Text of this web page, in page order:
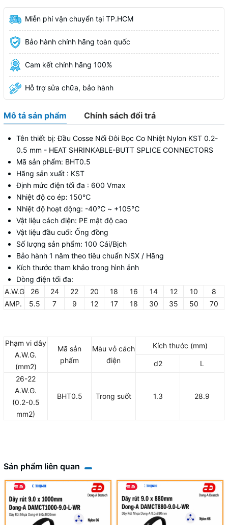
Miễn phí vận chuyển tại TP.HCM
Bảo hành chính hãng toàn quốc
Cam kết chính hãng 100%
Hỗ trợ sửa chữa, bảo hành
Mô tả sản phẩm Chính sách đổi trả
Tên thiết bị: Đầu Cosse Nối Đôi Bọc Co Nhiệt Nylon KST 0.2-
0.5 mm - HEAT SHRINKABLE-BUTT SPLICE CONNECTORS
Mã sản phẩm: BHT0.5
Hãng sản xuất : KST
Định mức điện tối đa : 600 Vmax
Nhiệt độ co ép: 150℃
Nhiệt độ hoạt động: -40℃ ~ +105℃
Vật liệu cách điện: PE mật độ cao
Vật liệu đầu cuối: Ống đồng
Số lượng sản phẩm: 100 Cái/Bịch
Bảo hành 1 năm theo tiêu chuẩn NSX / Hãng
Kích thước tham khảo trong hình ảnh
Dòng điện tối đa:
A.W.G
26 24 22 20 18 16 14 12 10
8
AMP.
5.5 7 9 12 17 18 30 35 50 70
Phạm vi dây
A.W.G.
(mm2)
Mã sản
phẩm
Màu vỏ cách
điện
Kích thước (mm)
d2
L
26-22
A.W.G.
(0.2-0.5
mm2)
BHT0.5 Trong suốt 1.3 28.9
Sản phẩm liên quan